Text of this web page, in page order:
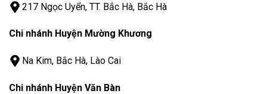
217 Ngọc Uyển, TT. Bắc Hà, Bắc Hà
Chi nhánh Huyện Mường Khương
Na Kim, Bắc Hà, Lào Cai
Chi nhánh Huyện Văn Bàn